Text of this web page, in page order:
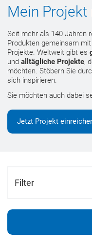
Mein Projekt
Seit mehr als 140 Jahren
Produkten gemeinsam
Projekte. Weltweit gibt es
und alltägliche Projekte,
möchten. Stöbern Sie
sich inspirieren.
Sie möchten auch dabei
Jetzt Projekt
Filter